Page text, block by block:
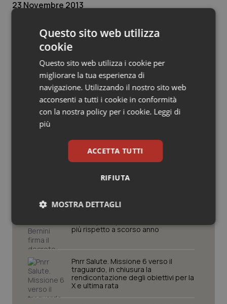
Salute orale & impianti
Sangue & coagulazione
Tiroide
Tumore al seno
Tumore ovarico
Tumori del Polmone & Testa Collo
Vaccini
23 Novembre 2013
Potrebbe interessarti in
Governo e Parlamento
Decreto PA. Un commissario per
smaltire le scorte Covid, le liste
d’attesa tornano al Siveas e il
controllo sulle agende di
prenotazione passa ad Agenas. Saltano l’aumento
più rispetto a scorso anno
Pnrr Salute. Missione 6 verso il
traguardo, in chiusura la
rendicontazione degli obiettivi per la
X e ultima rata
Questo sito web utilizza
cookie
Questo sito web utilizza i cookie per
migliorare la tua esperienza di
navigazione. Utilizzando il nostro sito web
acconsenti a tutti i cookie in conformità
con la nostra policy per i cookie. Leggi di
più
ACCETTA TUTTI
RIFIUTA
MOSTRA DETTAGLI
Necessari Statistici Marketing
Necessari Statistici Marketing